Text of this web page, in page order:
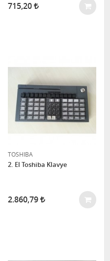
715,20
TOSHIBA
2. El Toshiba Klavye
2.860,79